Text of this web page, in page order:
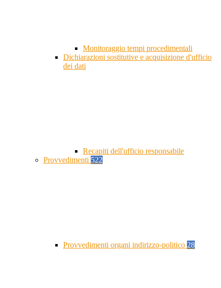
Monitoraggio tempi procedimentali
Dichiarazioni sostitutive e acquisizione d'ufficio
dei dati
Recapiti dell'ufficio responsabile
Provvedimenti 522
Provvedimenti organi indirizzo-politico 28